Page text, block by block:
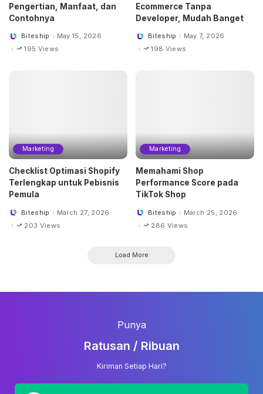
Pengertian, Manfaat, dan
Contohnya
PostedBiteship
May 15, 2026
195 Views
Ecommerce Tanpa
Developer, Mudah Banget
PostedBiteship
May 7, 2026
198 Views
Marketing
Checklist Optimasi Shopify
Terlengkap untuk Pebisnis
Pemula
PostedBiteship
March 27, 2026
203 Views
Marketing
Memahami Shop
Performance Score pada
TikTok Shop
PostedBiteship
March 25, 2026
286 Views
Load More
Punya
Ratusan / Ribuan
Kiriman Setiap Hari?